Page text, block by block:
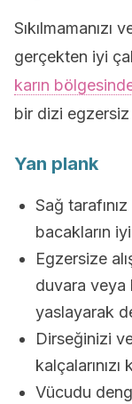
Sıkılmamanızı
gerçekten iyi
karın
bir dizi
Yan plank
Sağ
bacakların
Egzersize
duvara veya
yaslayarak
Dirseğinizi
kalçalarınızı
Vücudu